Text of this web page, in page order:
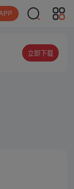
立即下载